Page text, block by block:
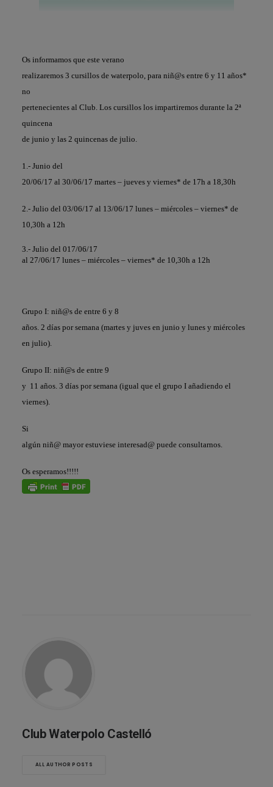
Os informamos que este verano
realizaremos 3 cursillos de waterpolo, para niñ@s entre 6 y 11 años*
no
pertenecientes al Club. Los cursillos los impartiremos durante la 2ª
quincena
de junio y las 2 quincenas de julio.
1.- Junio del
20/06/17 al 30/06/17 martes – jueves y viernes* de 17h a 18,30h
2.- Julio del 03/06/17 al 13/06/17 lunes – miércoles – viernes* de
10,30h a 12h
3.- Julio del 017/06/17
al 27/06/17 lunes – miércoles – viernes* de 10,30h a 12h
Grupo I: niñ@s de entre 6 y 8
años. 2 días por semana (martes y juves en junio y lunes y miércoles
en julio).
Grupo II: niñ@s de entre 9
y 11 años. 3 días por semana (igual que el grupo I añadiendo el
viernes).
Si
algún niñ@ mayor estuviese interesad@ puede consultarnos.
Os esperamos!!!!!
Club Waterpolo Castelló
ALL AUTHOR POSTS